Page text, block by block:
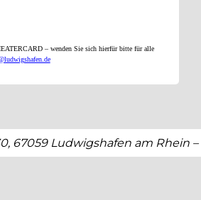
– wenden Sie sich hierfür bitte für alle
67059 Ludwigshafen am Rhein –